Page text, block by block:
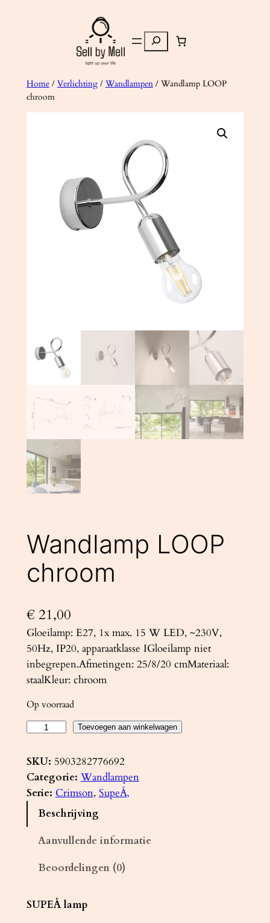
Zoeken
Home/ Verlichting/ Wandlampen/ Wandlamp LOOP
chroom
Wandlamp LOOP
chroom
€ 21,00
Gloeilamp: E27, 1x max. 15 W LED, ~230V,
50Hz, IP20, apparaatklasse IGloeilamp niet
inbegrepen.Afmetingen: 25/8/20 cmMateriaal:
staalKleur: chroom
Op voorraad
n
d
l
P
Toevoegen aan winkelwagen
SKU: 5903282776692
Categorie: Wandlampen
Serie: Crimson, SupeÅ‚
Beschrijving
Aanvullende informatie
Beoordelingen (0)
SUPEÅ lamp